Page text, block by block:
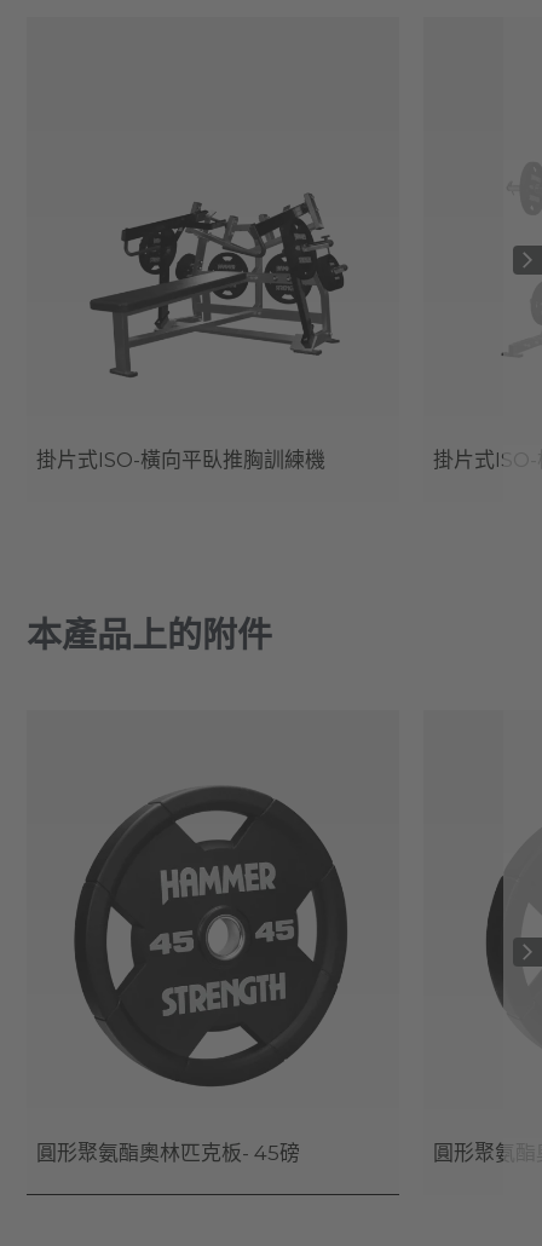
掛片式ISO-橫向平臥推胸訓練機 掛片式
本產品上的附件
圓形聚氨酯奧林匹克板- 45磅 圓形聚氨